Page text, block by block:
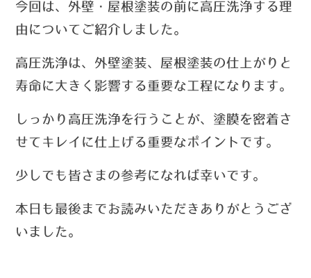
今回は、 外壁・屋根塗装の前に高圧洗浄する理
由についてご紹介しました。
高圧洗浄は、外壁塗装、屋根塗装の仕上がりと
寿命に大きく影響する重要な工程になります。
しっかり高圧洗浄を行うことが、塗膜を密着さ
せてキレイに仕上げる重要なポイントです。
少しでも皆さまの参考になれば幸いです。
本日も最後までお読みいただきありがとうござ
いました。